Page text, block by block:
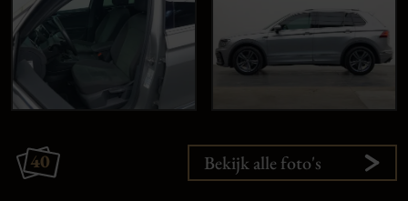
40 Bekijk alle foto's